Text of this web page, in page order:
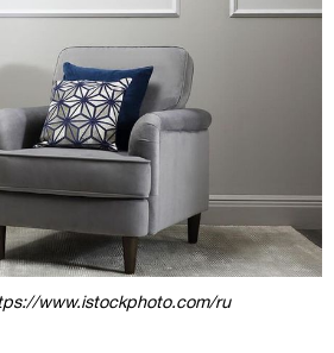
www.istockphoto.com/ru